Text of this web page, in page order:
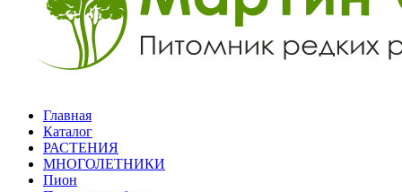
Главная
Каталог
РАСТЕНИЯ
МНОГОЛЕТНИКИ
Пион